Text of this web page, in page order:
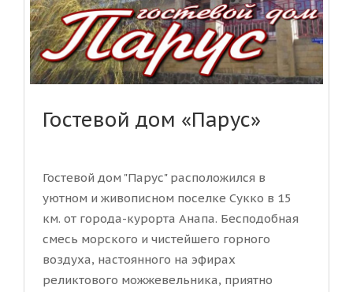
Гостевой дом «Парус»
Гостевой дом "Парус" расположился в
уютном и живописном поселке Сукко в 15
км. от города-курорта Анапа. Бесподобная
смесь морского и чистейшего горного
воздуха, настоянного на эфирах
реликтового можжевельника, приятно